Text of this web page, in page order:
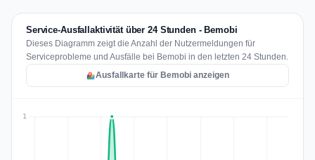
Service-Ausfallaktivität über 24 Stunden - Bemobi
Dieses Diagramm zeigt die Anzahl der Nutzermeldungen für
Serviceprobleme und Ausfälle bei Bemobi in den letzten 24 Stunden.
Ausfallkarte für Bemobi anzeigen